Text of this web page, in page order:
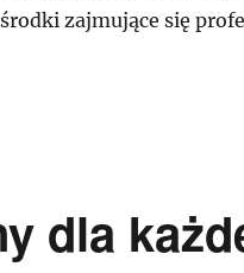
zajmujące się
dla